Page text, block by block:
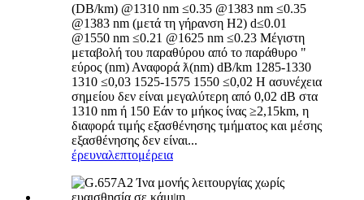
(DB/km) @1310 nm ≤0.35 @1383 nm ≤0.35
@1383 nm (μετά τη γήρανση H2) d≤0.01
@1550 nm ≤0.21 @1625 nm ≤0.23 Μέγιστη
μεταβολή του παραθύρου από το παράθυρο "
εύρος (nm) Αναφορά ƛ(nm) dB/km 1285-1330
1310 ≤0,03 1525-1575 1550 ≤0,02 Η ασυνέχεια
σημείου δεν είναι μεγαλύτερη από 0,02 dB στα
1310 nm ή 150 Εάν το μήκος ίνας ≥2,15km, η
διαφορά τιμής εξασθένησης τμήματος και μέσης
εξασθένησης δεν είναι...
έρευναλεπτομέρεια